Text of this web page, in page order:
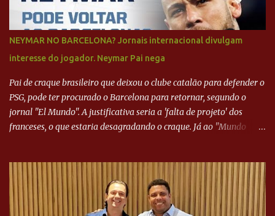
NEYMAR NO BARCELONA? Jornais internacional divulgam
interesse do jogador. Neymar Pai nega
Pai de craque brasileiro que deixou o clube catalão para defender o
PSG, pode ter procurado o Barcelona para retornar, segundo o
jornal "El Mundo". A justificativa seria a 'falta de projeto' dos
franceses, o que estaria desagradando o craque. Já ao "Mundo
Neymar Pai nega